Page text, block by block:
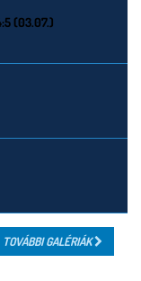
(03.07.)
TOVÁBBI GALÉRIÁK